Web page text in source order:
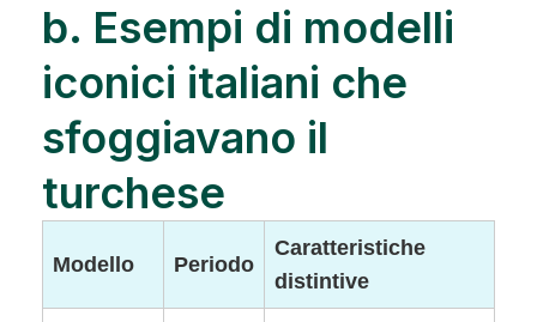
b. Esempi di modelli
iconici italiani che
sfoggiavano il
turchese
Modello Periodo
Caratteristiche
distintive